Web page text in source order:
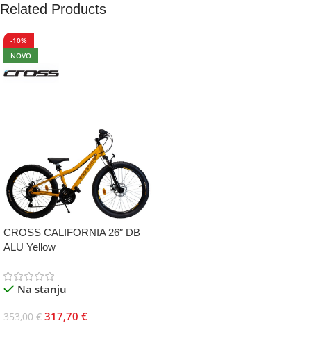
Related Products
-10%
NOVO
CROSS CALIFORNIA 26″ DB
ALU Yellow
Na stanju
353,00€ 317,70 €